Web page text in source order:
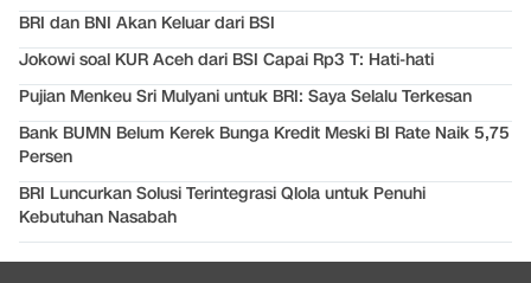
BRI dan BNI Akan Keluar dari BSI
Jokowi soal KUR Aceh dari BSI Capai Rp3 T: Hati-hati
Pujian Menkeu Sri Mulyani untuk BRI: Saya Selalu Terkesan
Bank BUMN Belum Kerek Bunga Kredit Meski BI Rate Naik 5,75
Persen
BRI Luncurkan Solusi Terintegrasi Qlola untuk Penuhi
Kebutuhan Nasabah